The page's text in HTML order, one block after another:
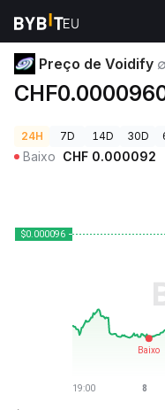
Preços de Criptomoedas
Preço de Voidify ∅
24H 7D 14D 30D
Baixo CHF 0.000092